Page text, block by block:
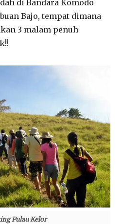
di Bandara Komodo
Bajo, tempat dimana
3 malam penuh
Pulau Kelor